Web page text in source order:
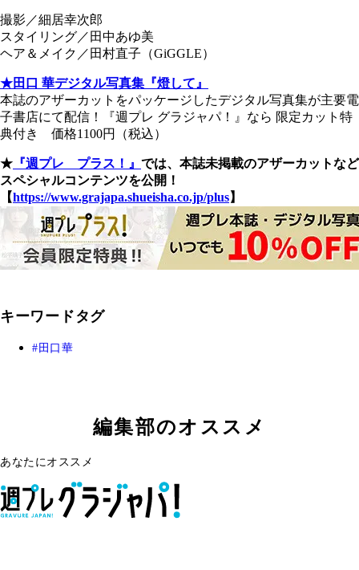
撮影／細居幸次郎
スタイリング／田中あゆ美
ヘア＆メイク／田村直子（GiGGLE）
★田口 華デジタル写真集『燈して』
本誌のアザーカットをパッケージしたデジタル写真集が主要電
子書店にて配信！『週プレ グラジャパ！』なら 限定カット特
典付き 価格1100円（税込）
★ 『週プレ プラス！』 では、本誌未掲載のアザーカットなど
スペシャルコンテンツを公開！
【https://www.grajapa.shueisha.co.jp/plus】
キーワードタグ
田口華
編集部のオススメ
あなたにオススメ